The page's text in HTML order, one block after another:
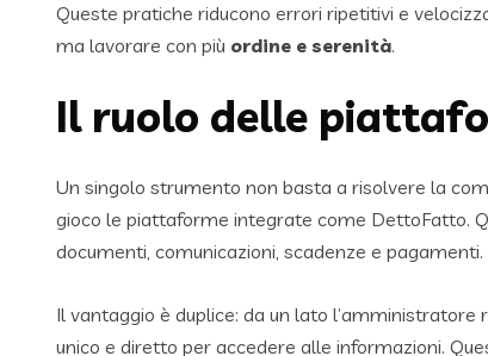
Queste pratiche riducono errori ripetitivi e
ma lavorare con più ordine e serenità.
Il ruolo delle
Un singolo strumento non basta a risolvere la
gioco le piattaforme integrate come DettoFatto.
documenti, comunicazioni, scadenze e pagamenti.
Il vantaggio è duplice: da un lato l’amministratore
unico e diretto per accedere alle informazioni.